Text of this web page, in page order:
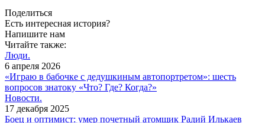
Поделиться
Есть интересная история?
Напишите нам
Читайте также:
Люди.
6 апреля 2026
«Играю в бабочке с дедушкиным автопортретом»: шесть
вопросов знатоку «Что? Где? Когда?»
Новости.
17 декабря 2025
Боец и оптимист: умер почетный атомщик Радий Илькаев